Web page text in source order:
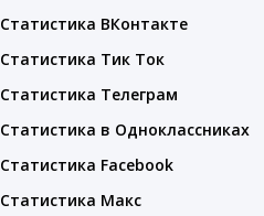
Статистика ВКонтакте
Статистика Тик Ток
Статистика Телеграм
Статистика в Одноклассниках
Статистика Facebook
Статистика Макс